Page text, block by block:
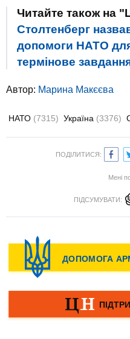
Читайте також на
Столтенберг
допомоги НАТО
термінове
Автор: Марина Макєєва
НАТО (7315) Україна (3376)
ПОДІЛИТИСЯ:
Мені
ПІДСУМУВАТИ: